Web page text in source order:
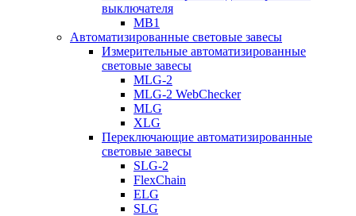
выключателя
MB1
Автоматизированные световые завесы
Измерительные автоматизированные
световые завесы
MLG-2
MLG-2 WebChecker
MLG
XLG
Переключающие автоматизированные
световые завесы
SLG-2
FlexChain
ELG
SLG